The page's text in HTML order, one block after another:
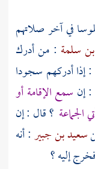
في آخر صلاتهم
سلمة : من أدرك
إذا أدركهم سجودا
: إن سمع الإقامة أو
الجماعة ؟ قال : إن
سعيد بن جبير: أنه
إليه ؟